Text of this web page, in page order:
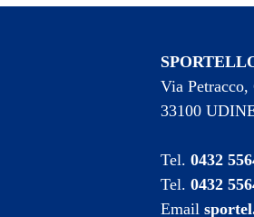
Via Petracco,
33100
Tel.0432
Tel.0432
Email